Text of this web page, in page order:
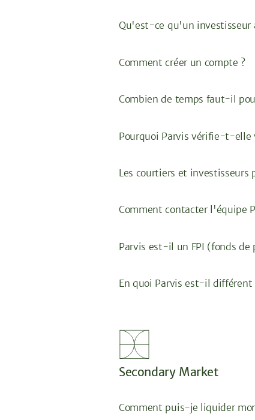
Qu'est-ce qu'un investisseur
Comment créer un compte ?
Combien de temps faut-il
Pourquoi Parvis vérifie-t-elle
Les courtiers et
Comment contacter l'équipe
Parvis est-il un FPI (fonds
En quoi Parvis est-il différent
Secondary Market
Comment puis-je liquider